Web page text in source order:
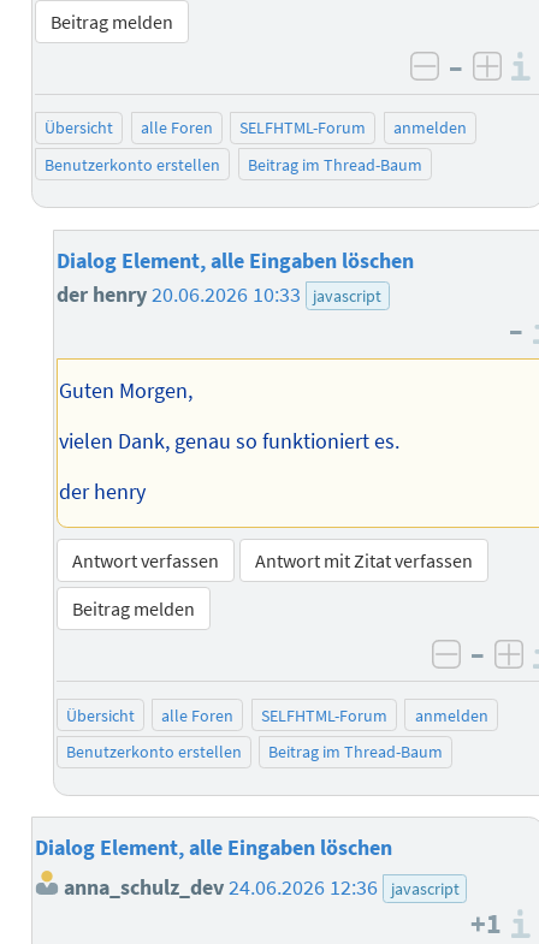
Beitrag melden
negativ
–
Übersicht alle Foren SELFHTML-Forum
anmelden
Benutzerkonto erstellen
Beitrag im Thread-Baum
Dialog Element, alle Eingaben löschen
der henry20.06.2026 10:33 javascript
–
Guten Morgen,
vielen Dank, genau so funktioniert es.
der henry
Antwort verfassen
Antwort mit Zitat verfassen
Beitrag melden
–
Übersicht alle Foren SELFHTML-Forum
anmelden
Benutzerkonto erstellen
Beitrag im Thread-Baum
Dialog Element, alle Eingaben löschen
anna_schulz_dev24.06.2026 12:36 javascript
+1